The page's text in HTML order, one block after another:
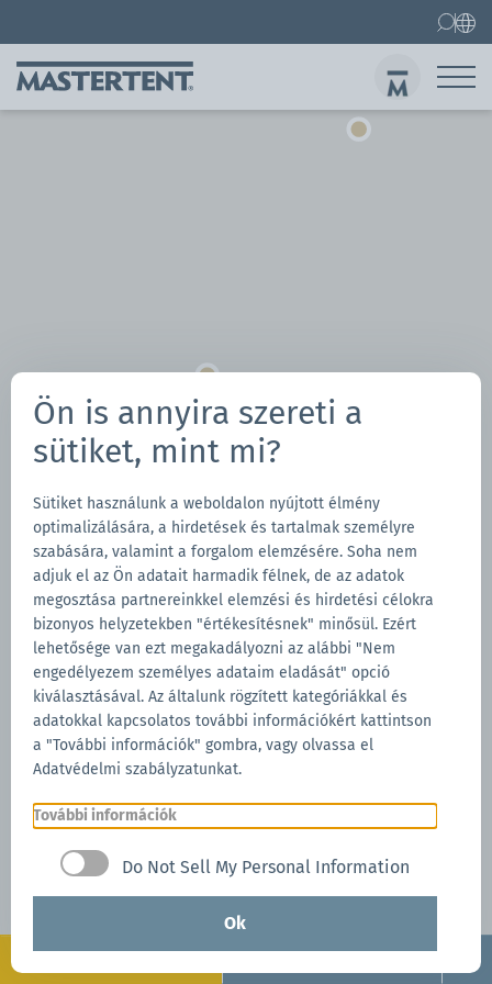
Ön is annyira szereti a
sütiket, mint mi?
Sütiket használunk a weboldalon nyújtott élmény
optimalizálására, a hirdetések és tartalmak személyre
szabására, valamint a forgalom elemzésére. Soha nem
adjuk el az Ön adatait harmadik félnek, de az adatok
megosztása partnereinkkel elemzési és hirdetési célokra
bizonyos helyzetekben "értékesítésnek" minősül. Ezért
lehetősége van ezt megakadályozni az alábbi "Nem
engedélyezem személyes adataim eladását" opció
kiválasztásával. Az általunk rögzített kategóriákkal és
adatokkal kapcsolatos további információkért kattintson
a "További információk" gombra, vagy olvassa el
Adatvédelmi szabályzatunkat.
További információk
Do Not Sell My Personal Information
Ok
Kapcsolatfelvétel
Gyakori kérdések
3x3 m pavilon
Konfigurálás Kérdezzen most